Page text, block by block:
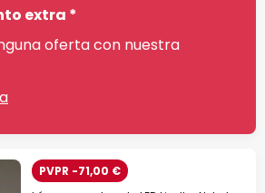
extra *
oferta con nuestra
PVPR -71,00 €